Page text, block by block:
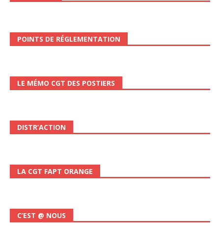
POINTS DE RÉGLEMENTATION
LE MÉMO CGT DES POSTIERS
DISTR’ACTION
LA CGT FAPT ORANGE
C’EST @ NOUS